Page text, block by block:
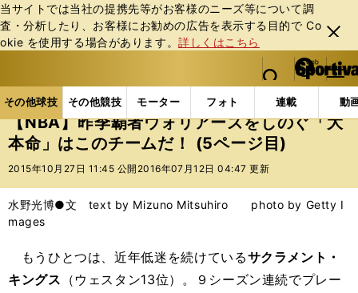
当サイトでは当社の提携先等がお客様のニーズ等について調
査・分析したり、お客様にお勧めの広告を表⽰する⽬的で Co
okie を使⽤する場合があります。詳しくはこちら
閉じ
る
web Sportiva (webスポルティーバ)
検索
マイペ
ー
ジ
メニュ
その他球技 その他競技 モーター フォト 連載 動
ス
ポ
ル
バ
その他球技の記事一覧 バスケットボール NBA
【NBA】昨季覇者ウォリアーズをしのぐ「大
本命」はこのチームだ！ (5ページ目)
2015年10月27日 11:45 公開 2016年07月12日 04:47 更新
水野光博●文 text by Mizuno Mitsuhiro photo by Getty I
mages
もうひとつは、近年低迷を続けているサクラメント・
キングス （ウェスタン13位）。９シーズン連続でプレー